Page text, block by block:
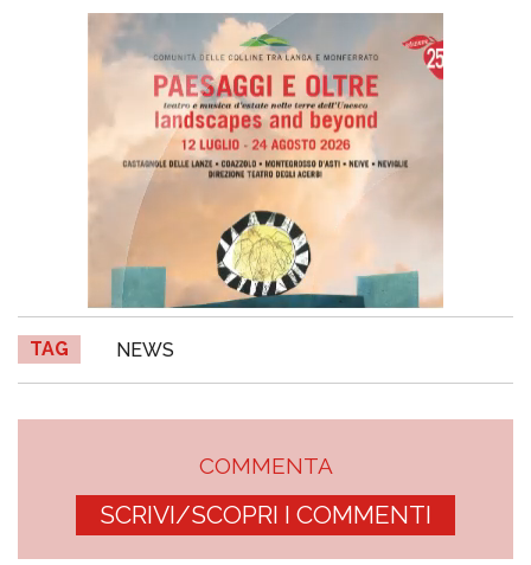
TAG NEWS
COMMENTA
SCRIVI/SCOPRI I COMMENTI